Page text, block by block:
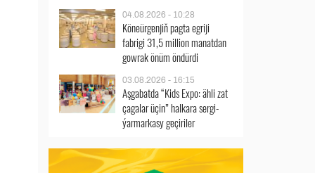
04.08.2026 - 10:28
Köneürgenjiň pagta egriji
fabrigi 31,5 million manatdan
gowrak önüm öndürdi
03.08.2026 - 16:15
Aşgabatda “Kids Expo: ähli zat
çagalar üçin” halkara sergi-
ýarmarkasy geçiriler